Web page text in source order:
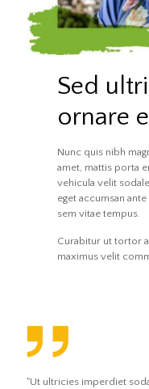
Sed
ornare
Nunc quis nibh
amet, mattis porta
vehicula velit
eget accumsan
sem vitae tempus.
Curabitur ut tortor
maximus velit
"Ut ultricies imperdiet